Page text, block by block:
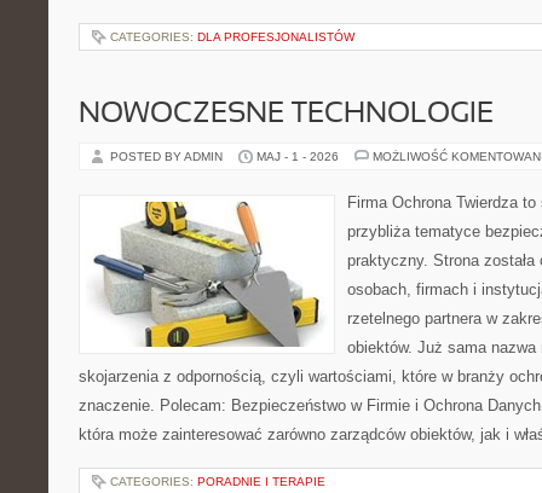
CATEGORIES: DLA PROFESJONALISTÓW
NOWOCZESNE TECHNOLOGIE
POSTED BY ADMIN MAJ - 1 - 2026 MOŻLIWOŚĆ
Firma Ochrona Twierdza
przybliża tematyce
praktyczny. Strona
osobach, firmach i
rzetelnego partnera w
obiektów. Już sama nazwa
skojarzenia z odpornością, czyli wartościami, które w branży
znaczenie. Polecam: Bezpieczeństwo w Firmie i Ochrona
która może zainteresować zarówno zarządców obiektów, jak i
CATEGORIES: PORADNIE I TERAPIE